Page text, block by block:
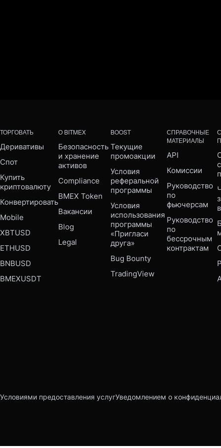
ТОРГОВАТЬ
Деривативы
Спот
Купить
криптовалюту
Конвертировать
Mobile
XBTUSD
ETHUSD
BNBUSD
BMEXUSDT
О BITMEX
Безопасность
и хранение
активов
Compliance
BMEX Token
Вакансии
Blog
Legal
BOOST
Текущие
промоакции
Условия
реферальной
программы
Условия
использования
программы
«Пригласи
друга»
Bug Bounty
TradingView
СПРАВОЧНЫЕ
МАТЕРИАЛЫ
API
Комиссии
Руководство
по
фьючерсам
Руководство
по
бессрочным
контрактам
Условиями предоставления услугУведомлением о